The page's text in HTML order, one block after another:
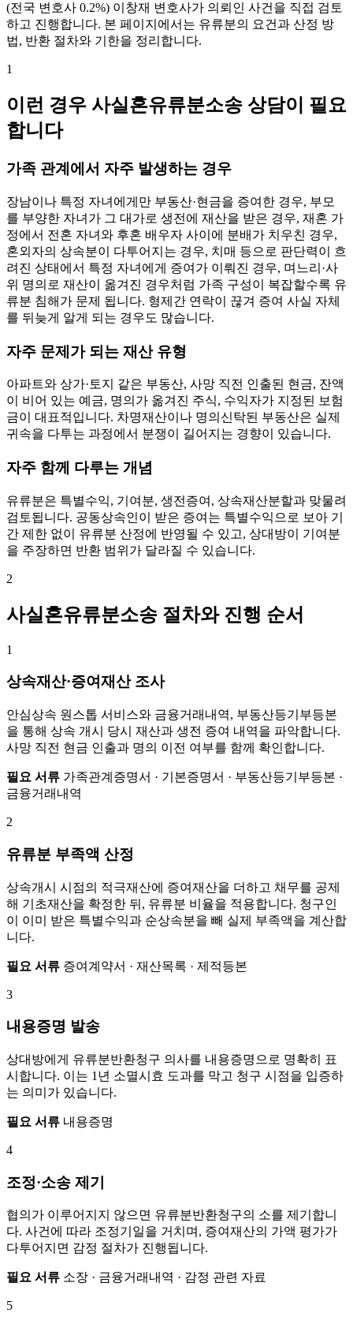
(전국 변호사 0.2%) 이창재 변호사가 의뢰인 사건을 직접 검토
하고 진행합니다. 본 페이지에서는 유류분의 요건과 산정 방
법, 반환 절차와 기한을 정리합니다.
1
이런 경우 사실혼유류분소송 상담이 필요
합니다
가족 관계에서 자주 발생하는 경우
장남이나 특정 자녀에게만 부동산·현금을 증여한 경우, 부모
를 부양한 자녀가 그 대가로 생전에 재산을 받은 경우, 재혼 가
정에서 전혼 자녀와 후혼 배우자 사이에 분배가 치우친 경우,
혼외자의 상속분이 다투어지는 경우, 치매 등으로 판단력이 흐
려진 상태에서 특정 자녀에게 증여가 이뤄진 경우, 며느리·사
위 명의로 재산이 옮겨진 경우처럼 가족 구성이 복잡할수록 유
류분 침해가 문제 됩니다. 형제간 연락이 끊겨 증여 사실 자체
를 뒤늦게 알게 되는 경우도 많습니다.
자주 문제가 되는 재산 유형
아파트와 상가·토지 같은 부동산, 사망 직전 인출된 현금, 잔액
이 비어 있는 예금, 명의가 옮겨진 주식, 수익자가 지정된 보험
금이 대표적입니다. 차명재산이나 명의신탁된 부동산은 실제
귀속을 다투는 과정에서 분쟁이 길어지는 경향이 있습니다.
자주 함께 다루는 개념
유류분은 특별수익, 기여분, 생전증여, 상속재산분할과 맞물려
검토됩니다. 공동상속인이 받은 증여는 특별수익으로 보아 기
간 제한 없이 유류분 산정에 반영될 수 있고, 상대방이 기여분
을 주장하면 반환 범위가 달라질 수 있습니다.
2
사실혼유류분소송 절차와 진행 순서
1
상속재산·증여재산 조사
안심상속 원스톱 서비스와 금융거래내역, 부동산등기부등본
을 통해 상속 개시 당시 재산과 생전 증여 내역을 파악합니다.
사망 직전 현금 인출과 명의 이전 여부를 함께 확인합니다.
필요 서류 가족관계증명서 · 기본증명서 · 부동산등기부등본 ·
금융거래내역
2
유류분 부족액 산정
상속개시 시점의 적극재산에 증여재산을 더하고 채무를 공제
해 기초재산을 확정한 뒤, 유류분 비율을 적용합니다. 청구인
이 이미 받은 특별수익과 순상속분을 빼 실제 부족액을 계산합
니다.
필요 서류 증여계약서 · 재산목록 · 제적등본
3
내용증명 발송
상대방에게 유류분반환청구 의사를 내용증명으로 명확히 표
시합니다. 이는 1년 소멸시효 도과를 막고 청구 시점을 입증하
는 의미가 있습니다.
필요 서류 내용증명
4
조정·소송 제기
협의가 이루어지지 않으면 유류분반환청구의 소를 제기합니
다. 사건에 따라 조정기일을 거치며, 증여재산의 가액 평가가
다투어지면 감정 절차가 진행됩니다.
필요 서류 소장 · 금융거래내역 · 감정 관련 자료
5